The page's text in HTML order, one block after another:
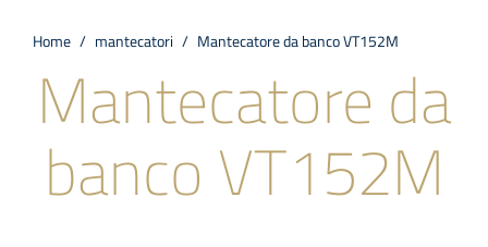
Azienda
News & Eventi
Academy
Home / mantecatori / Mantecatore da banco VT152M
Mantecatore da
banco VT152M